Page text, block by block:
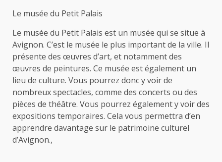
Le musée du Petit Palais
Le musée du Petit Palais est un musée qui se situe à
Avignon. C’est le musée le plus important de la ville. Il
présente des œuvres d’art, et notamment des
œuvres de peintures. Ce musée est également un
lieu de culture. Vous pourrez donc y voir de
nombreux spectacles, comme des concerts ou des
pièces de théâtre. Vous pourrez également y voir des
expositions temporaires. Cela vous permettra d’en
apprendre davantage sur le patrimoine culturel
d’Avignon.,